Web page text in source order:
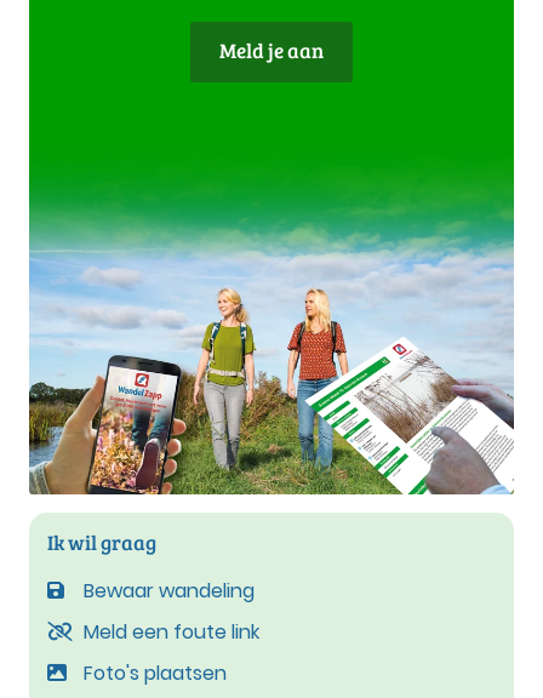
Meld je aan
Ik wil graag
Bewaar wandeling
Meld een foute link
Foto's plaatsen